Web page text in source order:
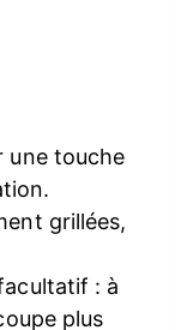
une touche
grillées,
: à
plus